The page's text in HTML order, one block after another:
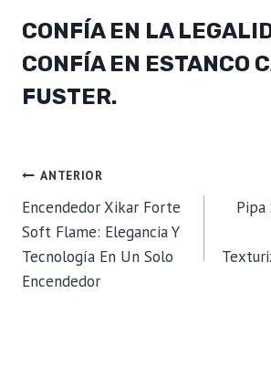
CONFÍA EN LA
CONFÍA EN ESTANCO
FUSTER.
NAVEGACIÓN
DE
ENTRADAS
ANTERIOR
Encendedor Xikar Forte
Soft Flame: Elegancia Y
Tecnología En Un Solo
Encendedor